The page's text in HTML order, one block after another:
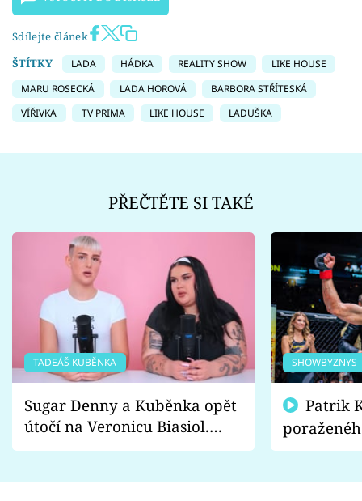
Sdílejte článek
ŠTÍTKY
LADA HÁDKA REALITY SHOW
LIKE HOUSE
MARU ROSECKÁ
LADA HOROVÁ
BARBORA STŘÍTESKÁ
VÍŘIVKA
TV PRIMA LIKE HOUSE LADUŠKA
PŘEČTĚTE SI TAKÉ
TADEÁŠ KUBĚNKA
Sugar Denny a Kuběnka opět
útočí na Veronicu Biasiol.
Proč je podle nich falešná a
SHOWBYZNYS
fanoušci